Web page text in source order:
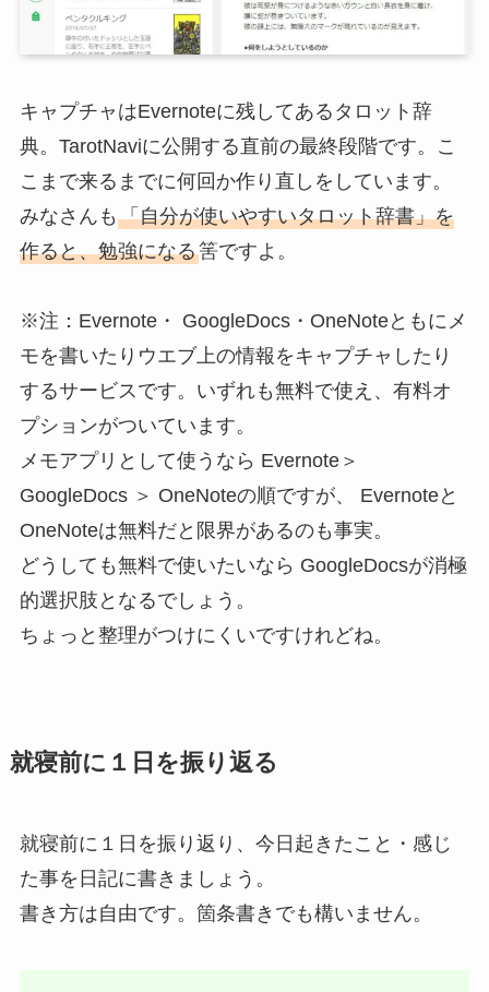
キャプチャはEvernoteに残してあるタロット辞
典。TarotNaviに公開する直前の最終段階です。こ
こまで来るまでに何回か作り直しをしています。
みなさんも 「自分が使いやすいタロット辞書」を
作ると、勉強になる筈ですよ。
※注：Evernote・ GoogleDocs・OneNoteともにメ
モを書いたりウエブ上の情報をキャプチャしたり
するサービスです。いずれも無料で使え、有料オ
プションがついています。
メモアプリとして使うなら Evernote＞
GoogleDocs ＞ OneNoteの順ですが、 Evernoteと
OneNoteは無料だと限界があるのも事実。
どうしても無料で使いたいなら GoogleDocsが消極
的選択肢となるでしょう。
ちょっと整理がつけにくいですけれどね。
就寝前に１日を振り返る
就寝前に１日を振り返り、今日起きたこと・感じ
た事を日記に書きましょう。
書き方は自由です。箇条書きでも構いません。